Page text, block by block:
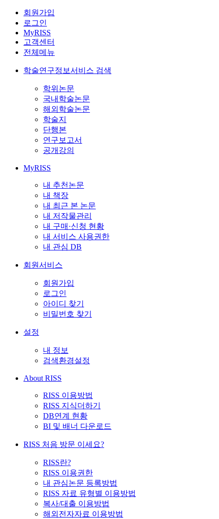
회원가입
로그인
MyRISS
고객센터
전체메뉴
학술연구정보서비스 검색
학위논문
국내학술논문
해외학술논문
학술지
단행본
연구보고서
공개강의
MyRISS
내 추천논문
내 책장
내 최근 본 논문
내 저작물관리
내 구매·신청 현황
내 서비스 사용권한
내 관심 DB
회원서비스
회원가입
로그인
아이디 찾기
비밀번호 찾기
설정
내 정보
검색환경설정
About RISS
RISS 이용방법
RISS 지식더하기
DB연계 현황
BI 및 배너 다운로드
RISS 처음 방문 이세요?
RISS란?
RISS 이용권한
내 관심논문 등록방법
RISS 자료 유형별 이용방법
복사/대출 이용방법
해외전자자료 이용방법